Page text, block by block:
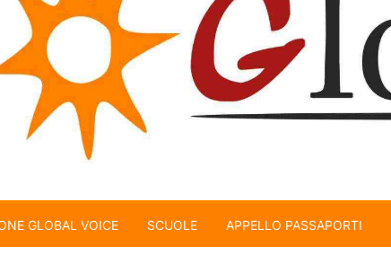
GLOBAL VOICE SCUOLE APPELLO PASSAPORTI